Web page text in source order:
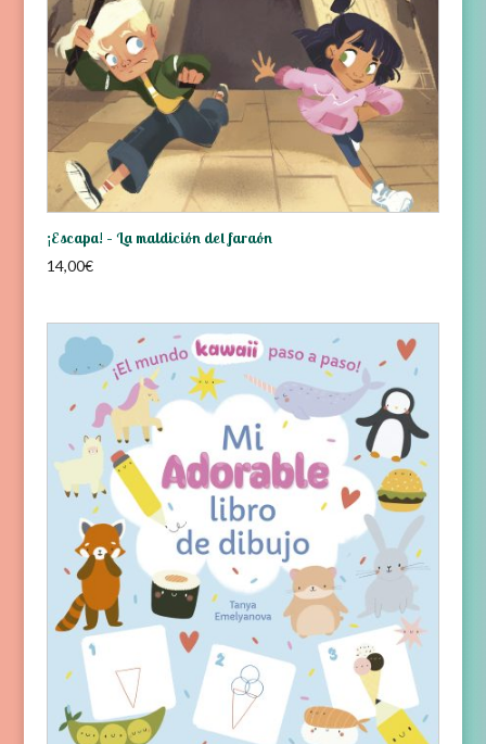
¡Escapa! – La maldición del faraón
14,00€